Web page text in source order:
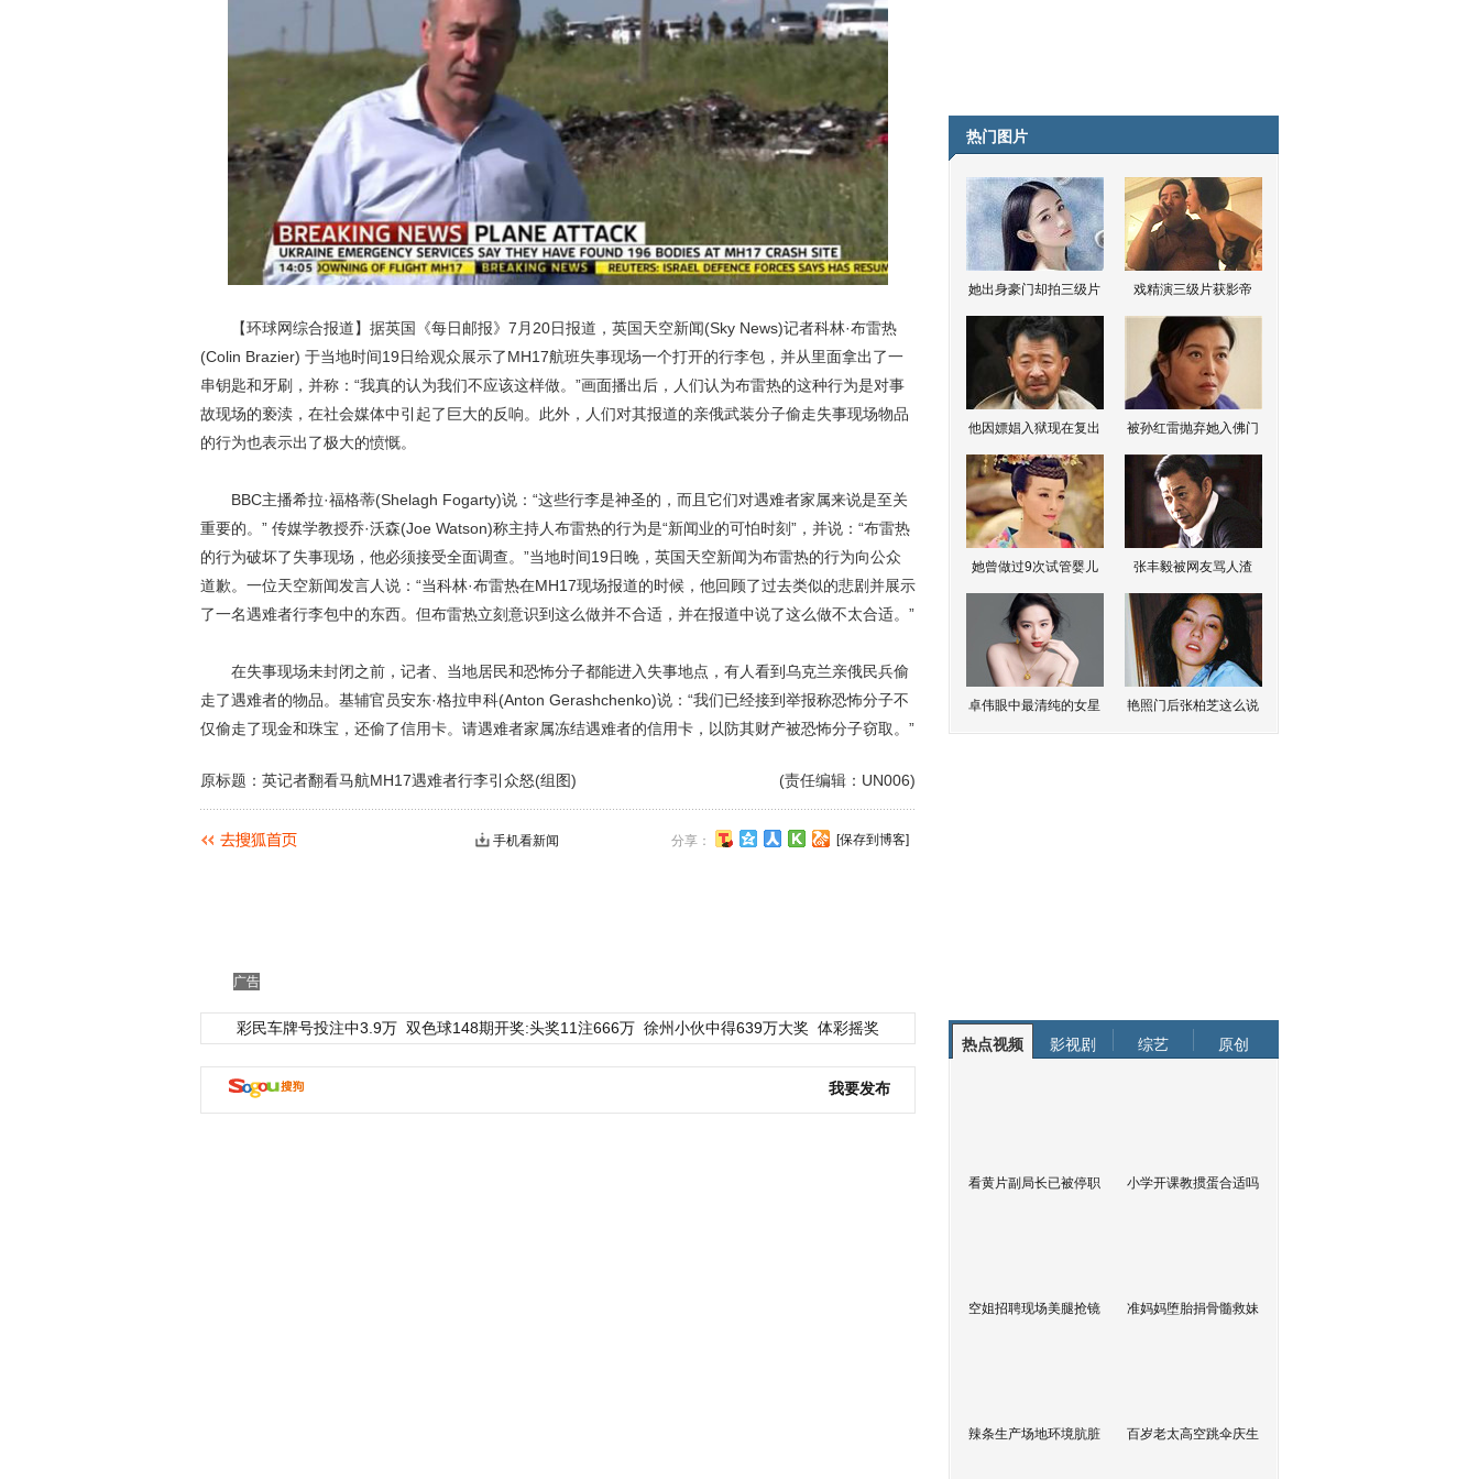
【环球网综合报道】据英国《每日邮报》7月20日报道，英国天空新闻(Sky News)记者科林·布雷热
(Colin Brazier) 于当地时间19日给观众展示了MH17航班失事现场一个打开的行李包，并从里面拿出了一
串钥匙和牙刷，并称：“我真的认为我们不应该这样做。”画面播出后，人们认为布雷热的这种行为是对事
故现场的亵渎，在社会媒体中引起了巨大的反响。此外，人们对其报道的亲俄武装分子偷走失事现场物品
的行为也表示出了极大的愤慨。
BBC主播希拉·福格蒂(Shelagh Fogarty)说：“这些行李是神圣的，而且它们对遇难者家属来说是至关
重要的。” 传媒学教授乔·沃森(Joe Watson)称主持人布雷热的行为是“新闻业的可怕时刻”，并说：“布雷热
的行为破坏了失事现场，他必须接受全面调查。”当地时间19日晚，英国天空新闻为布雷热的行为向公众
道歉。一位天空新闻发言人说：“当科林·布雷热在MH17现场报道的时候，他回顾了过去类似的悲剧并展示
了一名遇难者行李包中的东西。但布雷热立刻意识到这么做并不合适，并在报道中说了这么做不太合适。”
在失事现场未封闭之前，记者、当地居民和恐怖分子都能进入失事地点，有人看到乌克兰亲俄民兵偷
走了遇难者的物品。基辅官员安东·格拉申科(Anton Gerashchenko)说：“我们已经接到举报称恐怖分子不
仅偷走了现金和珠宝，还偷了信用卡。请遇难者家属冻结遇难者的信用卡，以防其财产被恐怖分子窃取。”
(责任编辑：UN006)
原标题：英记者翻看马航MH17遇难者行李引众怒(组图)
分享： [保存到博客]
手机看新闻
广告
彩民车牌号投注中3.9万 双色球148期开奖:头奖11注666万 徐州小伙中得639万大奖 体彩摇奖
我要发布
热门图片
她出身豪门却拍三级片 戏精演三级片获影帝
他因嫖娼入狱现在复出 被孙红雷抛弃她入佛门
她曾做过9次试管婴儿 张丰毅被网友骂人渣
卓伟眼中最清纯的女星 艳照门后张柏芝这么说
热点视频 影视剧 综艺 原创
看黄片副局长已被停职 小学开课教掼蛋合适吗
空姐招聘现场美腿抢镜 准妈妈堕胎捐骨髓救妹
辣条生产场地环境肮脏 百岁老太高空跳伞庆生